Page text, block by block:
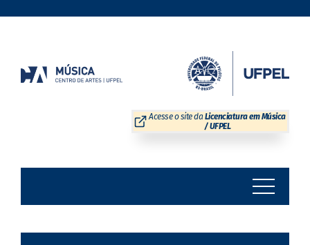
Acesse o site da Licenciatura em Música
/ UFPEL